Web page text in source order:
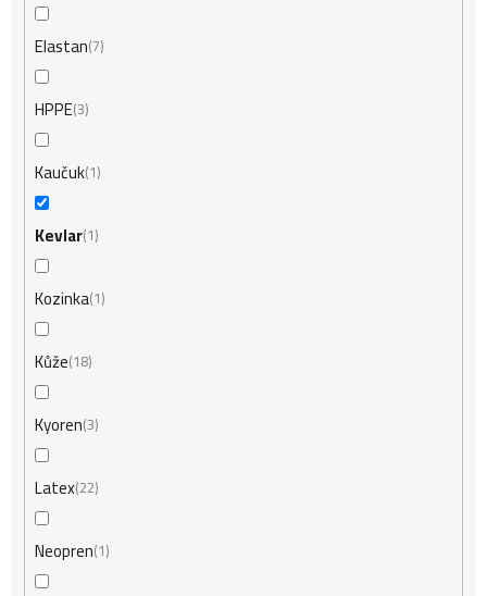
Elastan 7
HPPE3
Kaučuk 1
Kevlar 1
Kozinka 1
Kůže 18
Kyoren 3
Latex 22
Neopren 1